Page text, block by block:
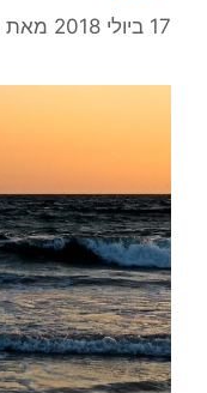
17 ביולי 2018 מאת